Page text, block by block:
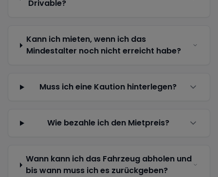
Drivable?
Kann ich mieten, wenn ich das
Mindestalter noch nicht erreicht habe?
Muss ich eine Kaution hinterlegen?
Wie bezahle ich den Mietpreis?
Wann kann ich das Fahrzeug abholen und
bis wann muss ich es zurückgeben?